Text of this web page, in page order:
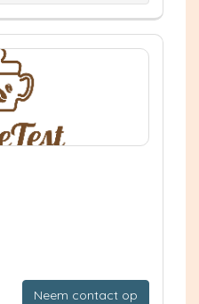
Neem contact op